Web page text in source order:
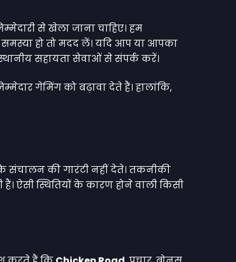
से खेला जाना चाहिए। हम
हो तो मदद लें। यदि आप या आपका
सहायता सेवाओं से संपर्क करें।
गेमिंग को बढ़ावा देते हैं। हालांकि,
संचालन की गारंटी नहीं देते। तकनीकी
ऐसी स्थितियों के कारण होने वाली किसी